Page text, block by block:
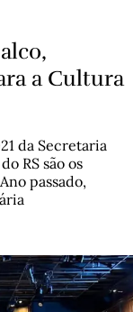
a Cultura
da Secretaria
RS são os
passado,